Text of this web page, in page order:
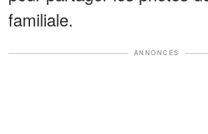
familiale.
ANNONCES